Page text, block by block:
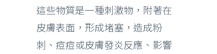
這些物質是一種刺激物，附著在
皮膚表面，形成堵塞，造成粉
刺、痘痘或皮膚發炎反應、影響